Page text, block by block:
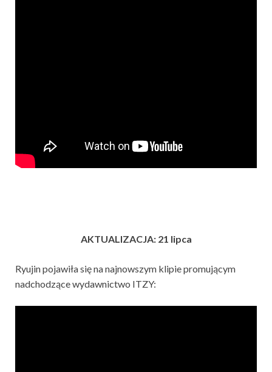
AKTUALIZACJA: 21 lipca
Ryujin pojawiła się na najnowszym klipie promującym
nadchodzące wydawnictwo ITZY: